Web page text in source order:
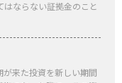
ならない証拠金のこと
来た投資を新しい期間